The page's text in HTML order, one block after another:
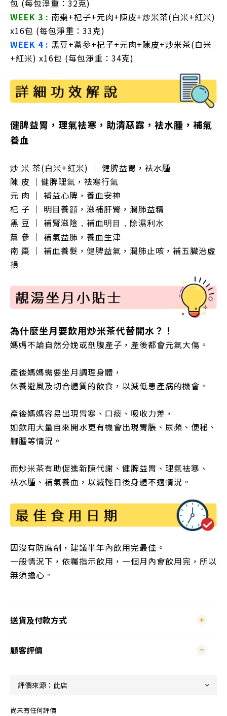
包 (每包淨重：32克)
WEEK 3 : 南棗+杞子+元肉+陳皮+炒米茶(白米+紅米)
x16包 (每包淨重：33克)
WEEK 4 : 黑豆+黨參+杞子+元肉+陳皮+炒米茶(白米
+紅米) x16包 (每包淨重：34克)
健脾益胃，理氣袪寒，助清惡露，袪水腫，補氣
養血
炒 米 茶(白米+紅米) ｜ 健脾益胃 ，袪水腫
陳 皮 ｜ 健脾理氣 ， 袪寒行氣
元 肉 ｜ 補益心脾，養血安神
杞 子 ｜ 明目養顔，滋補肝腎，潤肺益精
黑 豆 ｜ 補腎滋陰，補血明目，除濕利水
黨 參 ｜ 補氣益肺，養血生津
南 棗 ｜ 補血養髮，健脾益氣，潤肺止咳，補五臟治虛
損
為什麼坐月要飲用炒米茶代替開水？！
媽媽不論自然分娩或剖腹產子，產後都會元氣大傷。
產後媽媽需要坐月調理身體，
休養避風及切合體質的飲食，以減低患產病的機會。
產後媽媽容易出現胃寒、口痰、吸收力差，
如飲用大量自來開水更有機會出現胃脹、尿頻、便秘、
腳腫等情況 。
而炒米茶有助促進新陳代謝 、 健脾益胃 、 理氣袪寒 、
袪水腫 、 補氣養血，以減輕日後身體不適情況。
因沒有防腐劑，建議半年內飲用完最佳 。
一般情況下，依囑指示飲用，一個月內會飲用完，所以
無須擔心。
送貨及付款方式
顧客評價
尚未有任何評價